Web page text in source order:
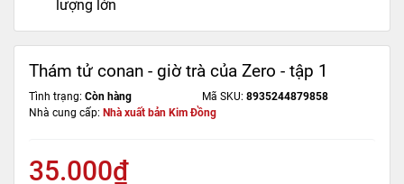
lượng lớn
Thám tử conan - giờ trà của Zero - tập 1
Tình trạng: Còn hàng Mã SKU: 8935244879858
Nhà cung cấp: Nhà xuất bản Kim Đồng
35.000₫